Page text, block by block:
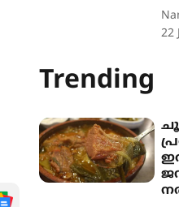
22
Trending